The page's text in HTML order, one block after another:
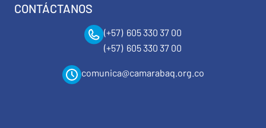
CONTÁCTANOS
(+57) 605 330 37 00
(+57) 605 330 37 00
comunica@camarabaq.org.co